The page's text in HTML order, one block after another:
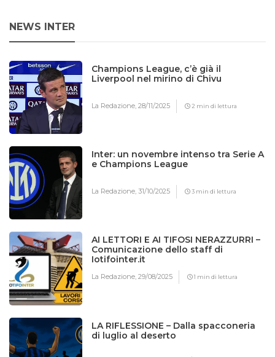
NEWS INTER
Champions League, c’è già il
Liverpool nel mirino di Chivu
La Redazione,28/11/2025 2 min di lettura
Inter: un novembre intenso tra Serie A
e Champions League
La Redazione,31/10/2025 3 min di lettura
AI LETTORI E AI TIFOSI NERAZZURRI –
Comunicazione dello staff di
Iotifointer.it
La Redazione,29/08/2025 1 min di lettura
LA RIFLESSIONE – Dalla spacconeria
di luglio al deserto